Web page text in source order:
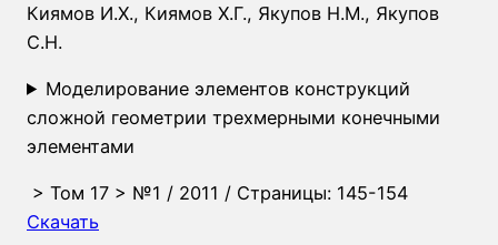
Киямов И.Х., Киямов Х.Г., Якупов Н.М., Якупов
С.Н.
Моделирование элементов конструкций
сложной геометрии трехмерными конечными
элементами
> Том 17 > №1 / 2011 / Страницы: 145-154
Скачать